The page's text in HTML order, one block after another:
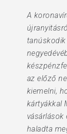
A
az előző
kiemelni,
kártyákkal
vásárlások
haladta